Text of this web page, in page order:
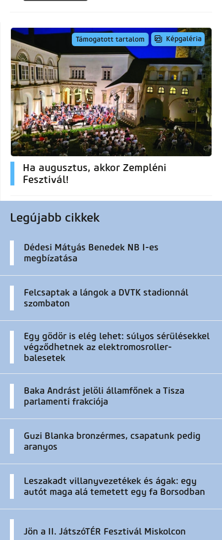
Támogatott tartalom Képgaléria
Ha augusztus, akkor Zempléni
Fesztivál!
Legújabb cikkek
Dédesi Mátyás Benedek NB I-es
megbízatása
Felcsaptak a lángok a DVTK stadionnál
szombaton
Egy gödör is elég lehet: súlyos sérülésekkel
végződhetnek az elektromosroller-
balesetek
Baka Andrást jelöli államfőnek a Tisza
parlamenti frakciója
Guzi Blanka bronzérmes, csapatunk pedig
aranyos
Leszakadt villanyvezetékek és ágak: egy
autót maga alá temetett egy fa Borsodban
Jön a II. JátszóTÉR Fesztivál Miskolcon